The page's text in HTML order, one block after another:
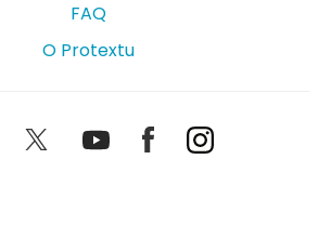
FAQ
O Protextu
LinkedIn TwitterYoutubeFacebookInstagram